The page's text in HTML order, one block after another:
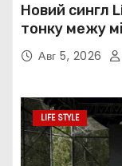
Новий сингл
тонку межу
нав’язливою
Авг 5, 2026
LIFE STYLE